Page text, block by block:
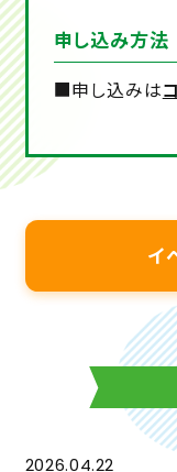
申し込み方法
■申し込みは
イ
2026.04.22